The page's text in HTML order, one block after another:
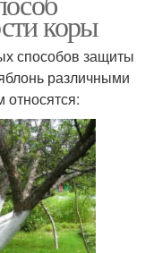
коры
способов защиты
различными